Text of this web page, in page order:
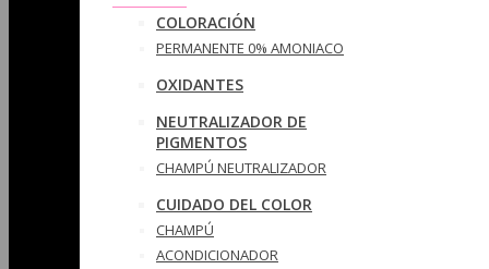
COLORACIÓN
PERMANENTE 0% AMONIACO
OXIDANTES
NEUTRALIZADOR DE
PIGMENTOS
CHAMPÚ NEUTRALIZADOR
CUIDADO DEL COLOR
CHAMPÚ
ACONDICIONADOR